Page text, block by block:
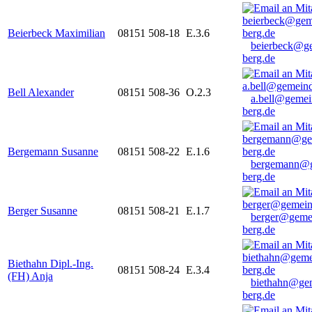
Beierbeck Maximilian 08151 508-18 E.3.6
berg.de
Bell Alexander 08151 508-36 O.2.3
berg.de
Bergemann Susanne 08151 508-22 E.1.6
berg.de
Berger Susanne 08151 508-21 E.1.7
berg.de
Biethahn Dipl.-Ing.
(FH) Anja
08151 508-24 E.3.4
berg.de